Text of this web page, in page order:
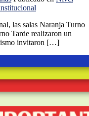
las salas Naranja Turno
Tarde realizaron un
invitaron […]